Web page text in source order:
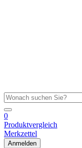
0
Produktvergleich
Merkzettel
Anmelden